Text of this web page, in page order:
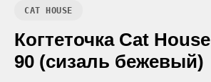
CAT HOUSE
Когтеточка Cat
90 (сизаль бежевый)